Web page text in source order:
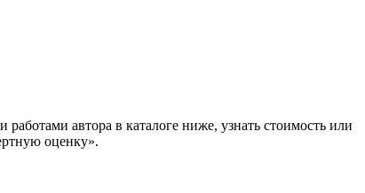
автора в каталоге ниже, узнать стоимость или
оценку».